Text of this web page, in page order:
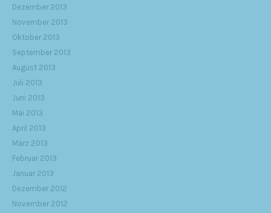
Dezember 2013
November 2013
Oktober 2013
September 2013
August 2013
Juli 2013
Juni 2013
Mai 2013
April 2013
März 2013
Februar 2013
Januar 2013
Dezember 2012
November 2012